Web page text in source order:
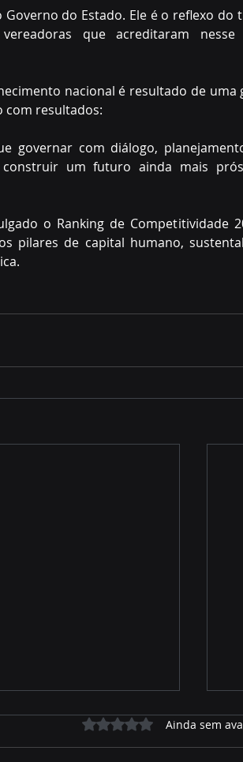
Governo do Estado. Ele é o reflexo do
que acreditaram
nacional é resultado de uma
com resultados:
governar com diálogo,
um futuro ainda mais
o Ranking de Competitividade
pilares de capital humano,
Avaliado com 0 de 5
Ainda sem